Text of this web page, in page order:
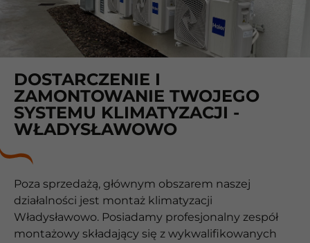
DOSTARCZENIE I
ZAMONTOWANIE TWOJEGO
SYSTEMU KLIMATYZACJI -
WŁADYSŁAWOWO
Poza sprzedażą, głównym obszarem naszej
działalności jest montaż klimatyzacji
Władysławowo. Posiadamy profesjonalny zespół
montażowy składający się z wykwalifikowanych